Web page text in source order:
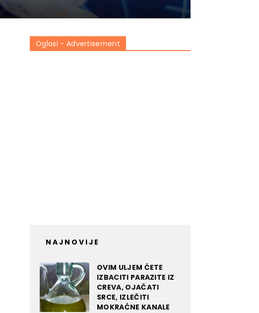
Oglasi - Advertisement
NAJNOVIJE
OVIM ULJEM ĆETE
IZBACITI PARAZITE IZ
CREVA, OJAČATI
SRCE, IZLEČITI
MOKRAĆNE KANALE